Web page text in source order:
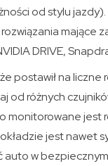
od stylu
mające
DRIVE,
postawił na
od różnych
monitorowane jest
jest nawet
w